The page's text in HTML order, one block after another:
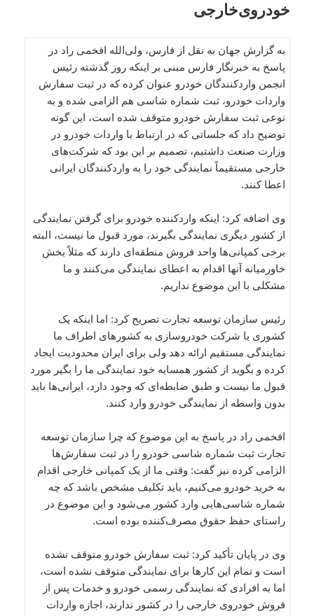
خودروی‌خارجی
به گزارش جهان به نقل از فارس، ولی‌الله افخمی راد در
پاسخ به خبرنگار فارس مبنی بر اینکه روز گذشته رئیس
انجمن واردکنندگان خودرو عنوان کرده که در ثبت سفارش
واردات خودرو، ثبت شماره شاسی هم الزامی شده و به
نوعی ثبت سفارش خودرو متوقف شده است، این گونه
توضیح داد که جلساتی که در ارتباط با واردات خودرو در
وزارت صنعت داشتیم، تصمیم بر این بود که شرکت‌های
خارجی مستقیماً نمایندگی خود را به واردکنندگان ایرانی
اعطا کنند.
وی اضافه کرد: اینکه واردکننده خودرو برای گرفتن نمایندگی
از کشور دیگری نمایندگی بگیرند، مورد قبول ما نیست، البته
برخی کمپانی‌ها واحد فروش منطقه‌ای دارند که مثلاً بخش
خاورمیانه آنها اقدام به اعطای نمایندگی می‌کنند و ما
مشکلی با این موضوع نداریم.
رئیس سازمان توسعه تجارت تصریح کرد: اما اینکه یک
کشوری یا شرکت خودروسازی به کشورهای اطراف ما
نمایندگی مستقیم ارائه دهد ولی برای ایران محدودیت ایجاد
کرده و بگوید از کشور همسایه خود نمایندگی ما را بگیر مورد
قبول ما نیست و طبق ضابطه‌ای که وجود دارد، ایرانی‌ها باید
بدون واسطه از نمایندگی خودرو وارد کنند.
افخمی راد در پاسخ به این موضوع که چرا سازمان توسعه
تجارت ثبت شماره شاسی خودرو را در ثبت سفارش‌ها
الزامی کرده نیز گفت: وقتی ما از یک کمپانی خارجی اقدام
به خرید خودرو می‌کنیم، باید تکلیف مشخص باشد که چه
شماره شاسی‌هایی وارد کشور می‌شود و این موضوع در
راستای حفظ حقوق مصرف‌کننده بوده است.
وی در پایان تأکید کرد: ثبت سفارش خودرو متوقف نشده
است و تمام این کارها برای نمایندگی متوقف نشده است،
اما به افرادی که نمایندگی رسمی خودرو و خدمات پس از
فروش خودروی خارجی را در کشور ندارند، اجازه واردات